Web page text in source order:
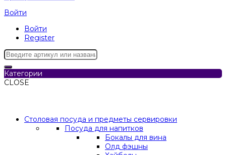
Войти
Войти
Register
Категории
CLOSE
Столовая посуда и предметы сервировки
Посуда для напитков
Бокалы для вина
Олд фэшны